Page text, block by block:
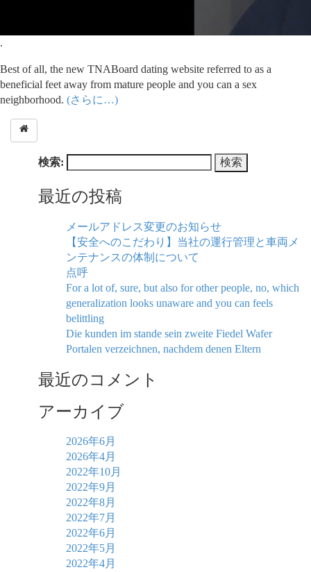
.
Best of all, the new TNABoard dating website referred to as a
beneficial feet away from mature people and you can a sex
neighborhood. (さらに…)
検索:
最近の投稿
メールアドレス変更のお知らせ
【安全へのこだわり】当社の運行管理と車両メ
ンテナンスの体制について
点呼
For a lot of, sure, but also for other people, no, which
generalization looks unaware and you can feels
belittling
Die kunden im stande sein zweite Fiedel Wafer
Portalen verzeichnen, nachdem denen Eltern
最近のコメント
アーカイブ
2026年6月
2026年4月
2022年10月
2022年9月
2022年8月
2022年7月
2022年6月
2022年5月
2022年4月